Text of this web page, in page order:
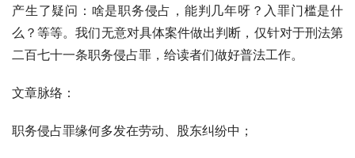
产生了疑问：啥是职务侵占，能判几年呀？入罪门槛是什
么？等等。我们无意对具体案件做出判断，仅针对于刑法第
二百七十一条职务侵占罪，给读者们做好普法工作。
文章脉络：
职务侵占罪缘何多发在劳动、股东纠纷中；